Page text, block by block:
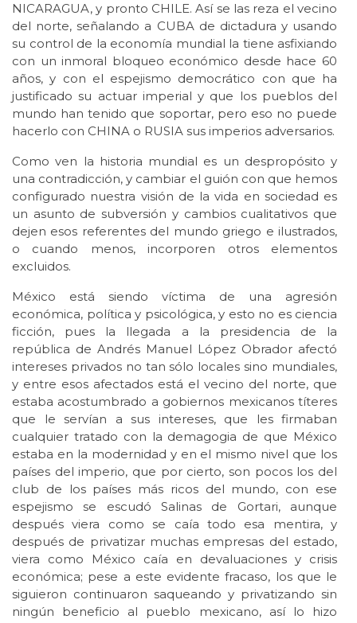
NICARAGUA, y pronto CHILE. Así se las reza el vecino
del norte, señalando a CUBA de dictadura y usando
su control de la economía mundial la tiene asfixiando
con un inmoral bloqueo económico desde hace 60
años, y con el espejismo democrático con que ha
justificado su actuar imperial y que los pueblos del
mundo han tenido que soportar, pero eso no puede
hacerlo con CHINA o RUSIA sus imperios adversarios.
Como ven la historia mundial es un despropósito y
una contradicción, y cambiar el guión con que hemos
configurado nuestra visión de la vida en sociedad es
un asunto de subversión y cambios cualitativos que
dejen esos referentes del mundo griego e ilustrados,
o cuando menos, incorporen otros elementos
excluidos.
México está siendo víctima de una agresión
económica, política y psicológica, y esto no es ciencia
ficción, pues la llegada a la presidencia de la
república de Andrés Manuel López Obrador afectó
intereses privados no tan sólo locales sino mundiales,
y entre esos afectados está el vecino del norte, que
estaba acostumbrado a gobiernos mexicanos títeres
que le servían a sus intereses, que les firmaban
cualquier tratado con la demagogia de que México
estaba en la modernidad y en el mismo nivel que los
países del imperio, que por cierto, son pocos los del
club de los países más ricos del mundo, con ese
espejismo se escudó Salinas de Gortari, aunque
después viera como se caía todo esa mentira, y
después de privatizar muchas empresas del estado,
viera como México caía en devaluaciones y crisis
económica; pese a este evidente fracaso, los que le
siguieron continuaron saqueando y privatizando sin
ningún beneficio al pueblo mexicano, así lo hizo